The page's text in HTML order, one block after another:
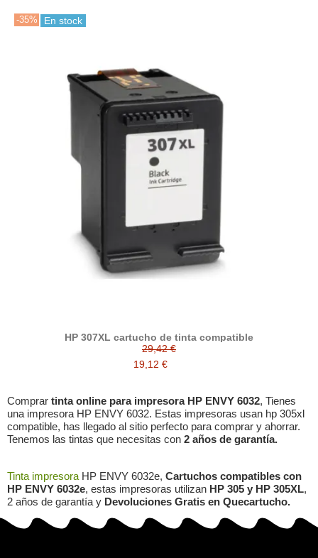
-35% En stock
HP 307XL cartucho de tinta compatible
29,42 €
19,12 €
Comprar tinta online para impresora HP ENVY 6032, Tienes
una impresora HP ENVY 6032. Estas impresoras usan hp 305xl
compatible, has llegado al sitio perfecto para comprar y ahorrar.
Tenemos las tintas que necesitas con 2 años de garantía.
Tinta impresora HP ENVY 6032e, Cartuchos compatibles con
HP ENVY 6032e, estas impresoras utilizan HP 305 y HP 305XL,
2 años de garantía y Devoluciones Gratis en Quecartucho.